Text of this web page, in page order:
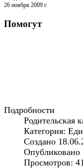
26 ноября 2009 г.
Помогут
Подробности
Родительская
Категория:
Создано
Опубликовано
Просмотров: 41